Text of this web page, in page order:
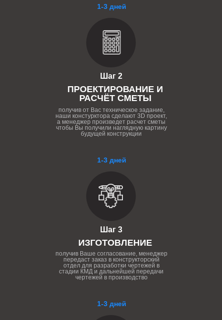
1-3 дней
1-3 дней
Шаг 3
ИЗГОТОВЛЕНИЕ
получив Ваше согласование, менеджер
передаст заказ в конструкторский
отдел для разработки чертежей в
стадии КМД и дальнейшей передачи
чертежей в производство
1-3 дней
Шаг 2
ПРОЕКТИРОВАНИЕ И
РАСЧЁТ СМЕТЫ
получив от Вас техническое задание,
наши констурктора сделают 3D проект,
а менеджер произведет расчет сметы
чтобы Вы получили наглядную картину
будущей конструкции